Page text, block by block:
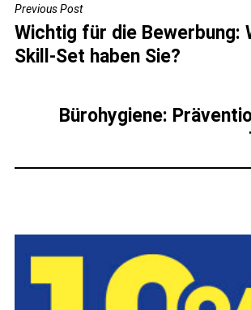
BEITRAGSNAVIGATION
Previous Post
Wichtig für die Bewerbung:
Skill-Set haben Sie?
Bürohygiene: